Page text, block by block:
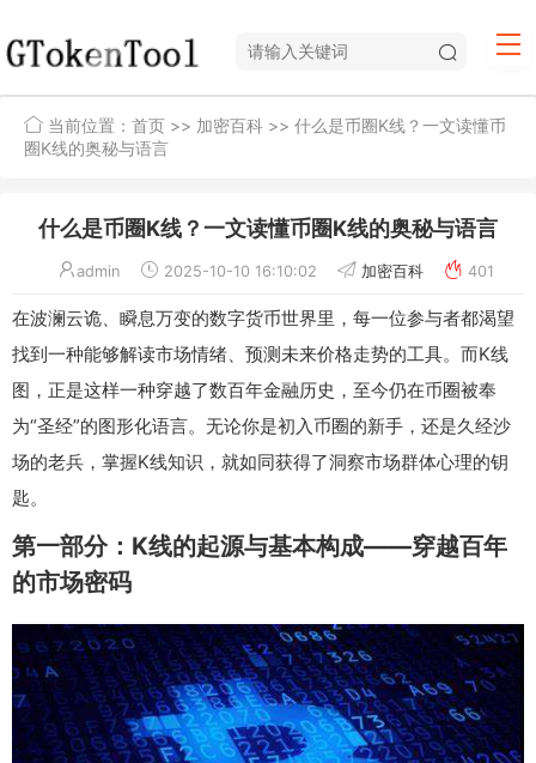
当前位置： 首页 >> 加密百科 >> 什么是币圈K线？一文读懂币
圈K线的奥秘与语言
什么是币圈K线？一文读懂币圈K线的奥秘与语言
admin 2025-10-10 16:10:02 加密百科 401
在波澜云诡、瞬息万变的数字货币世界里，每一位参与者都渴望
找到一种能够解读市场情绪、预测未来价格走势的工具。而K线
图，正是这样一种穿越了数百年金融历史，至今仍在币圈被奉
为“圣经”的图形化语言。无论你是初入币圈的新手，还是久经沙
场的老兵，掌握K线知识，就如同获得了洞察市场群体心理的钥
匙。
第一部分：K线的起源与基本构成——穿越百年
的市场密码